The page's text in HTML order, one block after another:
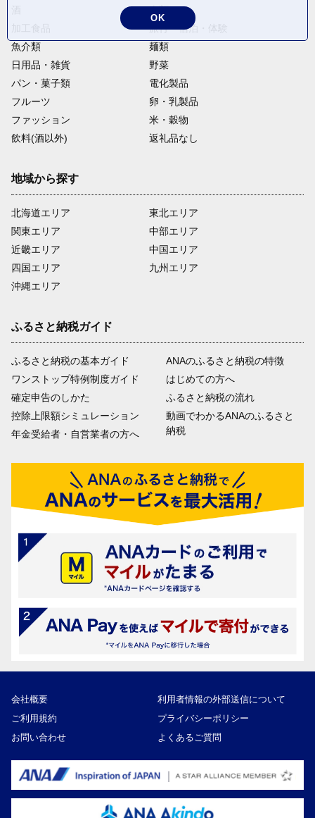
肉類
旅行・宿泊・体験
魚介類
麺類
日用品・雑貨
野菜
パン・菓子類
電化製品
フルーツ
卵・乳製品
ファッション
米・穀物
飲料(酒以外)
返礼品なし
地域から探す
北海道エリア
関東エリア
近畿エリア
四国エリア
沖縄エリア
東北エリア
中部エリア
中国エリア
九州エリア
ふるさと納税ガイド
ふるさと納税の基本ガイド
ワンストップ特例制度ガイド
確定申告のしかた
控除上限額シミュレーション
年金受給者・自営業者の方へ
ANAのふるさと納税の特徴
はじめての方へ
ふるさと納税の流れ
動画でわかるANAのふるさと
納税
会社概要
利用者情報の外部送信について
ご利用規約
プライバシーポリシー
お問い合わせ
よくあるご質問
OK